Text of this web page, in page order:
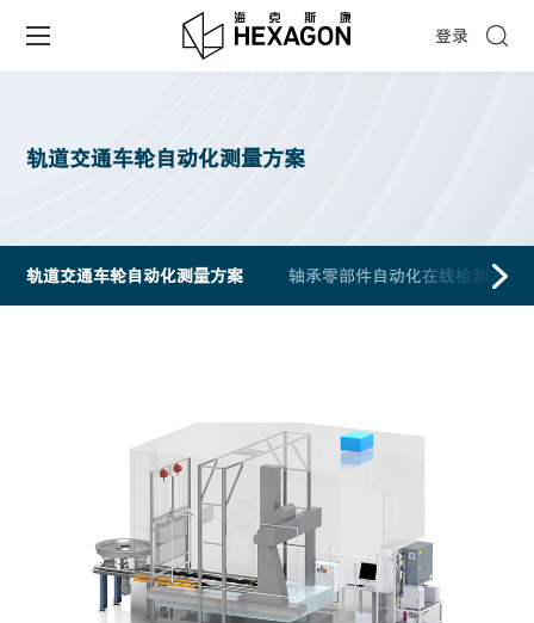
登录
轨道交通车轮自动化测量方案
轨道交通车轮自动化测量方案 轴承零部件自动化在线检测方案